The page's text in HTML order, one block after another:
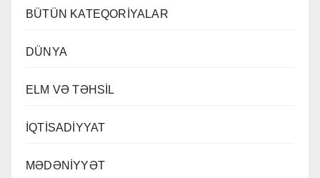
BÜTÜN KATEQORİYALAR
DÜNYA
ELM VƏ TƏHSİL
İQTİSADİYYAT
MƏDƏNİYYƏT